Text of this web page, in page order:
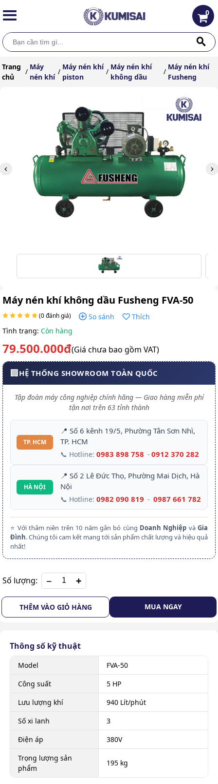
0
Trang
chủ
/
Máy
nén khí
/
Máy nén khí
piston
/
Máy nén khí
không dầu
/
Máy nén khí
Fusheng
Máy nén khí không dầu Fusheng FVA-50
(0 đánh giá) So sánh
Thích
Tình trạng: Còn hàng
79.500.000đ(Giá chưa bao gồm VAT)
🏢HỆ THỐNG SHOWROOM TOÀN QUỐC
Tập đoàn máy công nghiệp chính hãng — Giao hàng miễn phí
tận nơi trên 63 tỉnh thành
TP. HCM
📍 Số 6 kênh 19/5, Phường Tân Sơn Nhì,
TP. HCM
📞 Hotline: 0983 898 758 - 0912 370 282
HÀ NỘI
📍 Số 2 Lê Đức Thọ, Phường Mai Dịch, Hà
Nội
📞 Hotline: 0982 090 819 - 0987 661 782
⭐ Với thâm niên trên 10 năm gắn bó cùng Doanh Nghiệp vàGia
Đình. Chúng tôi cam kết mang tới sản phẩm chất lượng và hiệu quả
nhất!
Số lượng: +
THÊM VÀO GIỎ HÀNG MUA NGAY
Thông số kỹ thuật
Model
FVA-50
Công suất
5 HP
Lưu lượng khí
940 Lít/phút
Số xi lanh
3
Điện áp
380V
Trọng lượng sản
phẩm
195 kg